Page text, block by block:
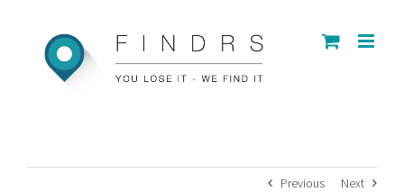
Previous Next